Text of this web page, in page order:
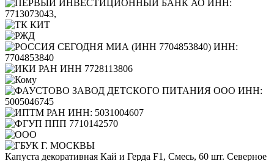
Капуста декоративная Кай и Герда F1, Смесь, 60 шт. Северное